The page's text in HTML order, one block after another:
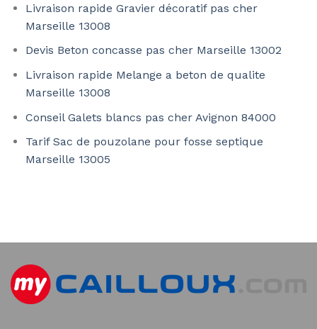
Livraison rapide Gravier décoratif pas cher
Marseille 13008
Devis Beton concasse pas cher Marseille 13002
Livraison rapide Melange a beton de qualite
Marseille 13008
Conseil Galets blancs pas cher Avignon 84000
Tarif Sac de pouzolane pour fosse septique
Marseille 13005